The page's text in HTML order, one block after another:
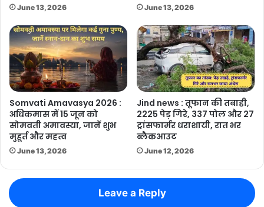
June 13, 2026 June 13, 2026
Somvati Amavasya 2026 :
अधिकमास में 15 जून को
सोमवती अमावस्या, जानें शुभ
मुहूर्त और महत्व
June 13, 2026
Jind news : तूफान की तबाही,
2225 पेड़ गिरे, 337 पोल और 27
ट्रांसफार्मर धराशायी, रात भर
ब्लैकआउट
June 12, 2026
Leave a Reply